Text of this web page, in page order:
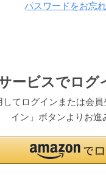
パスワードをお忘
ービスでログ
てログインまたは会
イン」ボタンよりお進